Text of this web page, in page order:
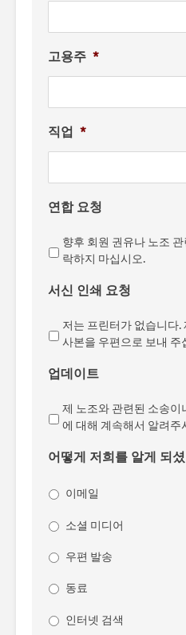
고용주 *
직업 *
연합 요청
향후 회원 권유나 노조
락하지 마십시오.
서신 인쇄 요청
저는 프린터가 없습니다.
사본을 우편으로 보내 주
업데이트
제 노조와 관련된 소송이
에 대해 계속해서 알려주
어떻게 저희를 알게 되
이메일
소셜 미디어
우편 발송
동료
인터넷 검색